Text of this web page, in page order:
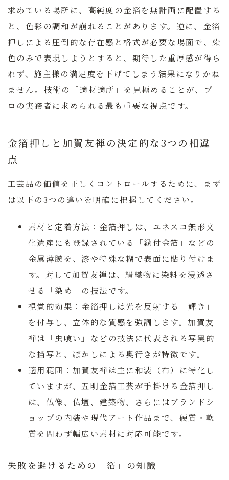
求めている場所に、高純度の金箔を無計画に配置する
と、色彩の調和が崩れることがあります。逆に、金箔
押しによる圧倒的な存在感と格式が必要な場面で、染
色のみで表現しようとすると、期待した重厚感が得ら
れず、施主様の満足度を下げてしまう結果になりかね
ません。技術の「適材適所」を見極めることが、プ
ロの実務者に求められる最も重要な視点です。
金箔押しと加賀友禅の決定的な3つの相違
点
工芸品の価値を正しくコントロールするために、まず
は以下の3つの違いを明確に把握してください。
素材と定着方法： 金箔押しは、ユネスコ無形文
化遺産にも登録されている「縁付金箔」などの
金属薄膜を、漆や特殊な糊で表面に貼り付けま
す。対して加賀友禅は、絹織物に染料を浸透さ
せる「染め」の技法です。
視覚的効果： 金箔押しは光を反射する「輝き」
を付与し、立体的な質感を強調します。加賀友
禅は「虫喰い」などの技法に代表される写実的
な描写と、ぼかしによる奥行きが特徴です。
適用範囲： 加賀友禅は主に和装（布）に特化し
ていますが、 五明金箔工芸が手掛ける金箔押し
は、仏像、仏壇、建築物、さらにはブランドシ
ョップの内装や現代アート作品まで、硬質・軟
質を問わず幅広い素材に対応可能です。
失敗を避けるための「箔」の知識